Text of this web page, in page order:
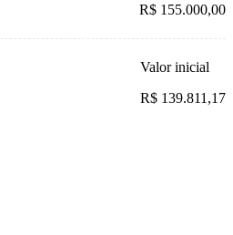
R$ 155.000,00
Valor inicial
R$ 139.811,17